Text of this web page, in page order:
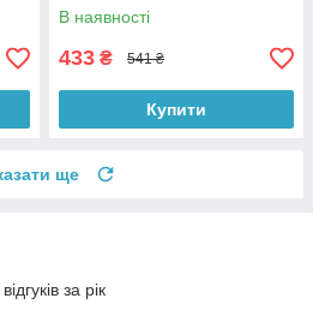
В наявності
433 ₴ 541 ₴
Купити
ще
за рік